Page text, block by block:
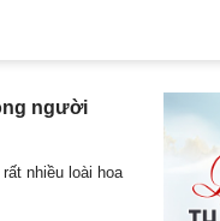
người
nhiều loài hoa